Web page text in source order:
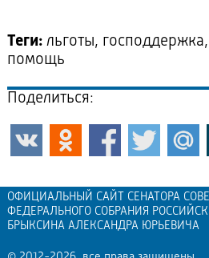
Теги:льготы,
помощь
Поделиться:
ОФИЦИАЛЬНЫЙ САЙТ СЕНАТОРА
ФЕДЕРАЛЬНОГО СОБРАНИЯ
БРЫКСИНА АЛЕКСАНДРА ЮРЬЕВИЧА